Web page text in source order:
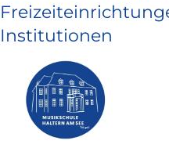
Institutionen